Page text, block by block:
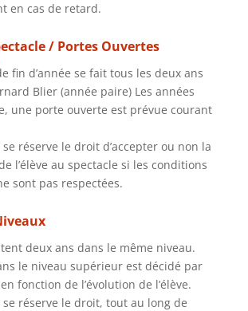
en cas de retard.
/ Portes Ouvertes
fin d’année se fait tous les deux ans
Blier (année paire) Les années
une porte ouverte est prévue courant
réserve le droit d’accepter ou non la
l’élève au spectacle si les conditions
sont pas respectées.
deux ans dans le même niveau.
le niveau supérieur est décidé par
fonction de l’évolution de l’élève.
se réserve le droit, tout au long de